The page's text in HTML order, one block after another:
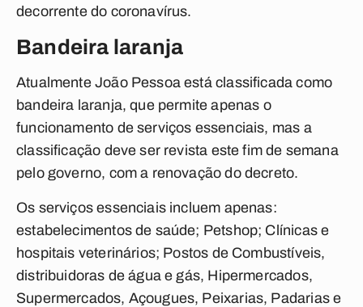
decorrente do coronavírus.
Bandeira laranja
Atualmente João Pessoa está classificada como
bandeira laranja, que permite apenas o
funcionamento de serviços essenciais, mas a
classificação deve ser revista este fim de semana
pelo governo, com a renovação do decreto.
Os serviços essenciais incluem apenas:
estabelecimentos de saúde; Petshop; Clínicas e
hospitais veterinários; Postos de Combustíveis,
distribuidoras de água e gás, Hipermercados,
Supermercados, Açougues, Peixarias, Padarias e